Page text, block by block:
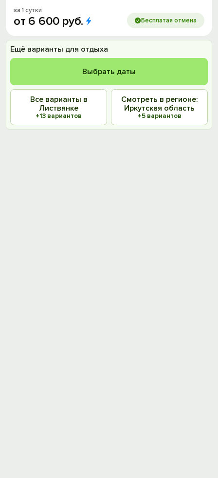
за 1 сутки
от 6 600 руб. Бесплатая отмена
Ещё варианты для отдыха
Выбрать даты
Все варианты в
Листвянке
+13 вариантов
Смотреть в регионе:
Иркутская область
+5 вариантов